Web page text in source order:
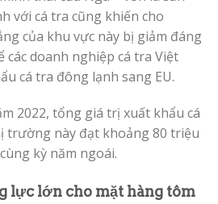
với cá tra cũng khiến cho
của khu vực này bị giảm đáng
các doanh nghiệp cá tra Việt
cá tra đông lạnh sang EU.
2022, tổng giá trị xuất khẩu cá
trường này đạt khoảng 80 triệu
kỳ năm ngoái.
lực lớn cho mặt hàng tôm